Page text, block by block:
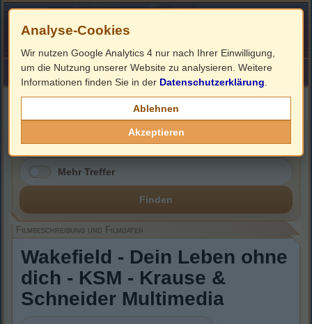
HOME ImpressumLinks
Filmbeschreibung, Cover & Blu-ray Infos
Mehr Treffer
Finden
Filmbeschreibung und Filmdaten
Wakefield - Dein Leben ohne
dich - KSM - Krause &
Schneider Multimedia
Analyse-Cookies
Wir nutzen Google Analytics 4 nur nach Ihrer Einwilligung,
um die Nutzung unserer Website zu analysieren. Weitere
Informationen finden Sie in der Datenschutzerklärung
Ablehnen
Akzeptieren